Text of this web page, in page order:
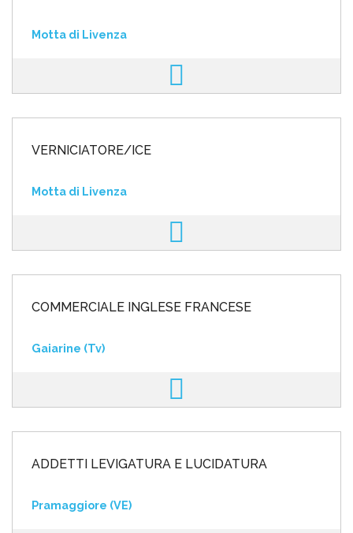
Motta di Livenza
VERNICIATORE/ICE
Motta di Livenza
COMMERCIALE INGLESE FRANCESE
Gaiarine (Tv)
ADDETTI LEVIGATURA E LUCIDATURA
Pramaggiore (VE)